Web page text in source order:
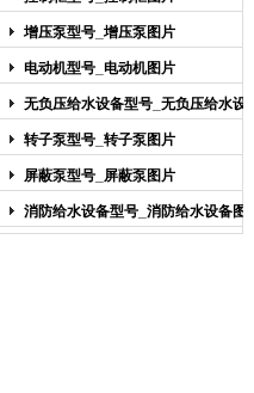
增压泵型号_增压泵图片
电动机型号_电动机图片
无负压给水设备型号_无负压给水设备
图片
转子泵型号_转子泵图片
屏蔽泵型号_屏蔽泵图片
消防给水设备型号_消防给水设备图片